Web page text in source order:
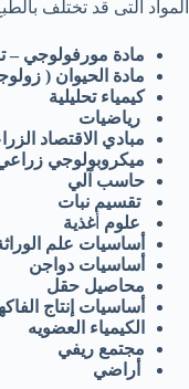
المواد التى قد تختلف
مادة مورفولوجي –
مادة الحيوان (
كيمياء تحليلية
رياضيات
مبادي الاقتصاد
ميكروبولوجي
حاسب آلي
تقسيم نبات
علوم أغذية
أساسيات علم
أساسيات دواجن
محاصيل حقل
أساسيات إنتاج
الكيمياء العضويه
مجتمع ريفي
أراضي